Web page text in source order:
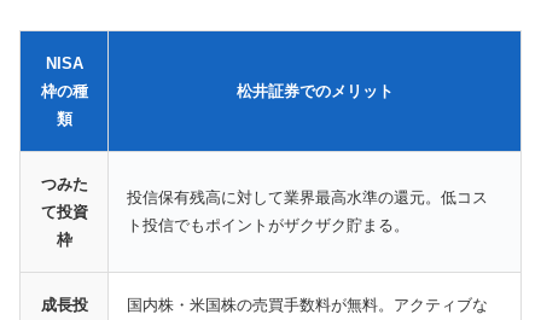
NISA
枠の種
類
松井証券でのメリット
つみた
て投資
枠
投信保有残高に対して業界最高水準の還元。低コス
ト投信でもポイントがザクザク貯まる。
成長投
国内株・米国株の売買手数料が無料。アクティブな